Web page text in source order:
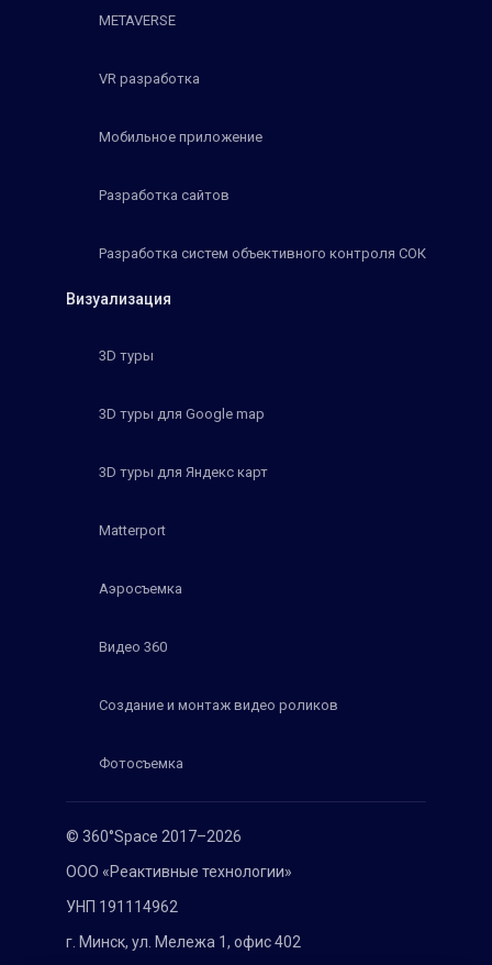
© 360°Space 2017–2026
ООО «Реактивные технологии»
УНП 191114962
г. Минск, ул. Мележа 1, офис 402
METAVERSE
VR разработка
Мобильное приложение
Разработка сайтов
Разработка систем объективного контроля СОК
Визуализация
3D туры
3D туры для Google map
3D туры для Яндекс карт
Matterport
Аэросъемка
Видео 360
Создание и монтаж видео роликов
Фотосъемка